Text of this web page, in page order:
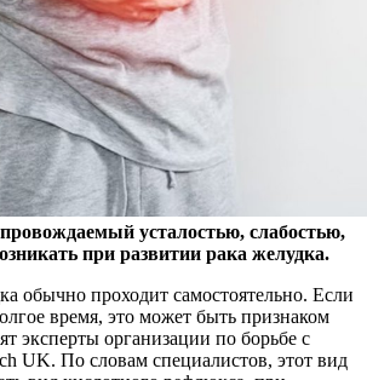
усталостью, слабостью,
при развитии рака желудка.
обычно проходит самостоятельно. Если
время, это может быть признаком
эксперты организации по борьбе с
UK. По словам специалистов, этот вид